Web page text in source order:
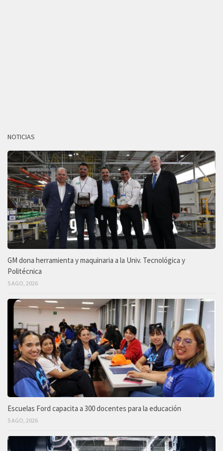
NOTICIAS
GM dona herramienta y maquinaria a la Univ. Tecnológica y
Politécnica
5 AGO, 2026
Escuelas Ford capacita a 300 docentes para la educación
5 AGO, 2026